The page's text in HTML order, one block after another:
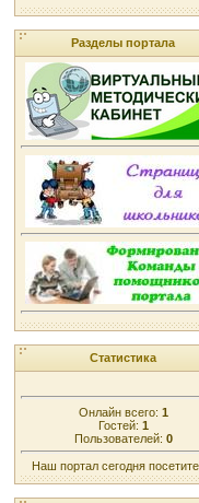
Разделы портала
Статистика
Онлайн всего: 1
Гостей: 1
Пользователей: 0
Наш портал сегодня